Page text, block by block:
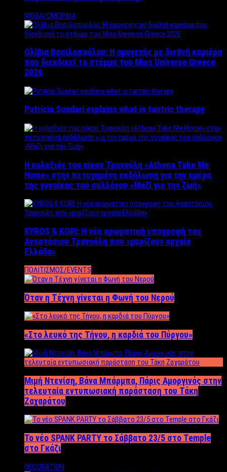
ΜΟΔΑ/ΟΜΟΡΦΙΑ
Ολίβια Βασιλοπούλου: Η ομογενής με διεθνή καριέρα
που διεκδικεί το στέμμα του Miss Universe Greece
2026
Patricia Sundari explains what is tantric therapy
Η κολεξιόν του οίκου Τρανούλη «Athena Take Me
Home» στην πετυχημένη εκδήλωση για την ημέρα
της γυναίκας του συλλόγου «Μαζί για την ζωή»
KYROS & KORI: Η νέα αρωματική υπογραφή του
Αναστάσιου Τρανούλη που «μυρίζουν αρχαία
Ελλάδα»
ΠΟΛΙΤΙΣΜΟΣ/EVENTS
Όταν η Τέχνη γίνεται η Φωνή του Νερού
«Στο λευκό της Τήνου, η καρδιά του Πύργου»
Μιμή Ντενίση, Βάνα Μπάρμπα, Πάρις Αμοργινός στην
τελευταία εντυπωσιακή παράσταση του Τάκη
Ζαχαράτου
Το νέο SPANK PARTY το Σάββατο 23/5 στο Temple
στο Γκάζι
DECORATION